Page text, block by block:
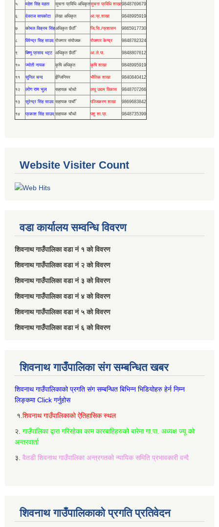
५ महेश सिंह महता सूचना प्रविधि अधिकृतसूचना प्रविधि शाखा9848769679
६ देवराज सापकोटा लेखा अधिकृत आ.प्र.शाखा 9848995919
७ कोमल विक्रम सिंहअधिकृत छैठौँ जि.सि./प्रशासन 9865917730
८ विरेन्द्र सिह साउद रोजगार संयोजक रोजगार केन्द्र 9848782324
९ बिष्णु प्रसाद भट्ट अधिकृत छैठौँ आ.ले.पा. 9848807612
१० ज्योती नायक कृषि अधिकृत कृषि शाखा 9848995919
११ सुनिल चन्द ईन्जिनियर भौतिक शाखा 9840840412
१२ लोग राम भुल सहायक चोथो लघु उद्यम विकास 9848707266
१३ सुरेन्द्र सिंह साउद सहायक पाचौँ पञ्जिकरण शाखा 9869683842
१४ प्रकाश सिंह साउद सहायक चौथो पशु शा.प्र. 9848735399
Website Visiter Count
वडा कार्यालय सम्वन्धि विवरण
शिवनाथ गाउँपालिका वडा नं‌ १ को विवरण
शिवनाथ गाउँपालिका वडा नं‌ २ को विवरण
शिवनाथ गाउँपालिका वडा नं‌ ३ को विवरण
शिवनाथ गाउँपालिका वडा नं‌ ४ को विवरण
शिवनाथ गाउँपालिका वडा नं‌ ५ को विवरण
शिवनाथ गाउँपालिका वडा नं‌ ६ को विवरण
शिवनाथ गाउँपालिका संग सम्बन्धित खबर
शिवनाथ गाउँपालिकाको प्रगति संग सम्बन्धित बिभिन्‍न भिडियोहरु हेर्न निम्‍न
लिङ्कमा Click गर्नुहोस
१. शिवनाथ गाउँपालिकाको ऐतिहासिक स्थल
२. गाउँपालिका द्वारा गरिरहेका काम कारबाहिहरुको बारेमा गा.पा. अध्यक्ष ज्यू को
अन्तरवार्ता
३. वैतडी शिवनाथ गाउँपालिका अन्त्रगतको न्यायिक समिति प्रभावकारी वन्दै
शिवनाथ गाउँपालिकाको प्रगति प्रतिवेदन